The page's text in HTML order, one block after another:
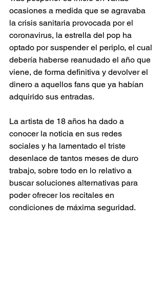
ocasiones a medida que se agravaba
la crisis sanitaria provocada por el
coronavirus, la estrella del pop ha
optado por suspender el periplo, el cual
debería haberse reanudado el año que
viene, de forma definitiva y devolver el
dinero a aquellos fans que ya habían
adquirido sus entradas.
La artista de 18 años ha dado a
conocer la noticia en sus redes
sociales y ha lamentado el triste
desenlace de tantos meses de duro
trabajo, sobre todo en lo relativo a
buscar soluciones alternativas para
poder ofrecer los recitales en
condiciones de máxima seguridad.